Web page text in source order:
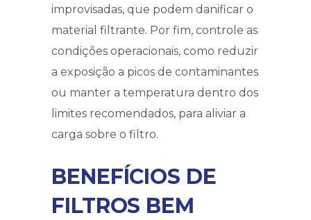
improvisadas, que podem danificar o
material filtrante. Por fim, controle as
condições operacionais, como reduzir
a exposição a picos de contaminantes
ou manter a temperatura dentro dos
limites recomendados, para aliviar a
carga sobre o filtro.
BENEFÍCIOS DE
FILTROS BEM